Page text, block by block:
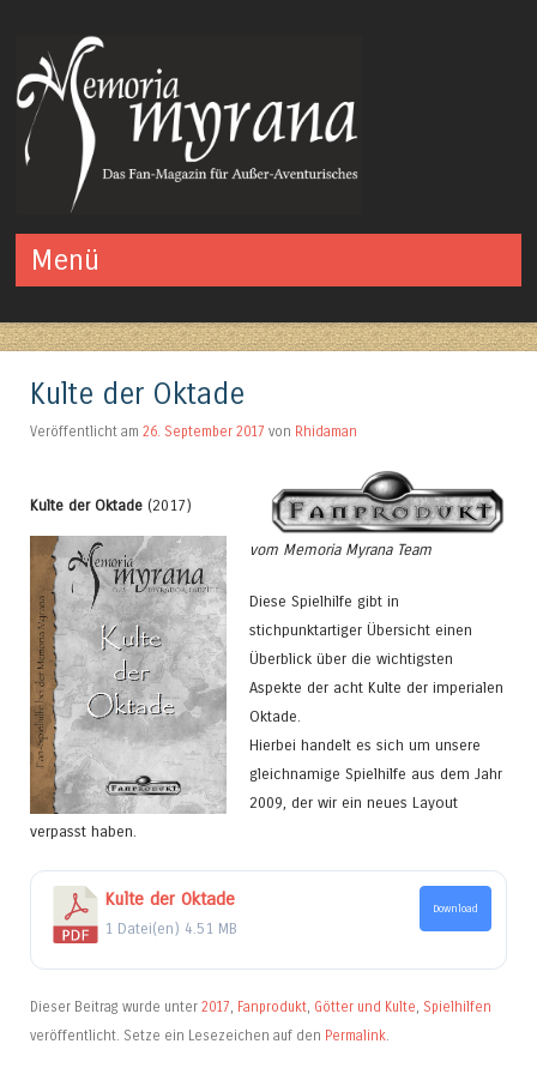
Menü
Kulte der Oktade
Veröffentlicht am 26. September 2017 von Rhidaman
Kulte der Oktade (2017)
vom Memoria Myrana Team
Diese Spielhilfe gibt in
stichpunktartiger Übersicht einen
Überblick über die wichtigsten
Aspekte der acht Kulte der imperialen
Oktade.
Hierbei handelt es sich um unsere
gleichnamige Spielhilfe aus dem Jahr
2009, der wir ein neues Layout
verpasst haben.
Kulte der Oktade
1 Datei(en) 4.51 MB
Download
Dieser Beitrag wurde unter 2017 Fanprodukt Götter und Kulte Spielhilfen
veröffentlicht. Setze ein Lesezeichen auf den Permalink